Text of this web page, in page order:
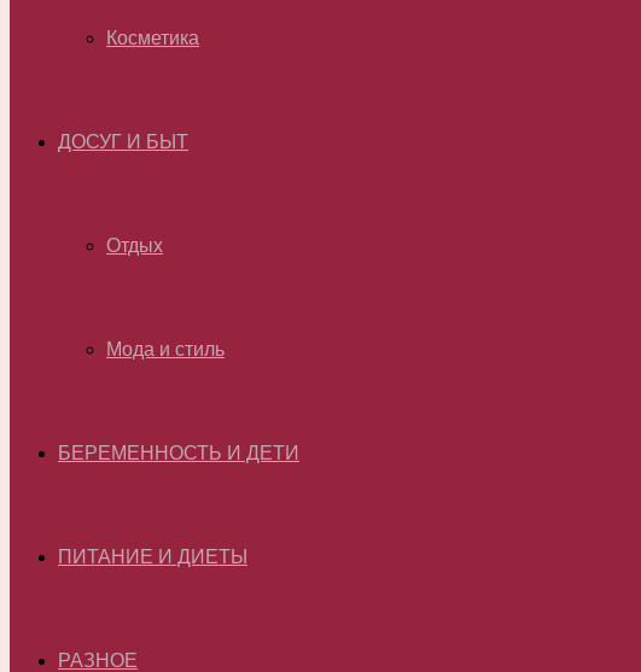
Косметика
ДОСУГ И БЫТ
Отдых
Мода и стиль
БЕРЕМЕННОСТЬ И ДЕТИ
ПИТАНИЕ И ДИЕТЫ
РАЗНОЕ